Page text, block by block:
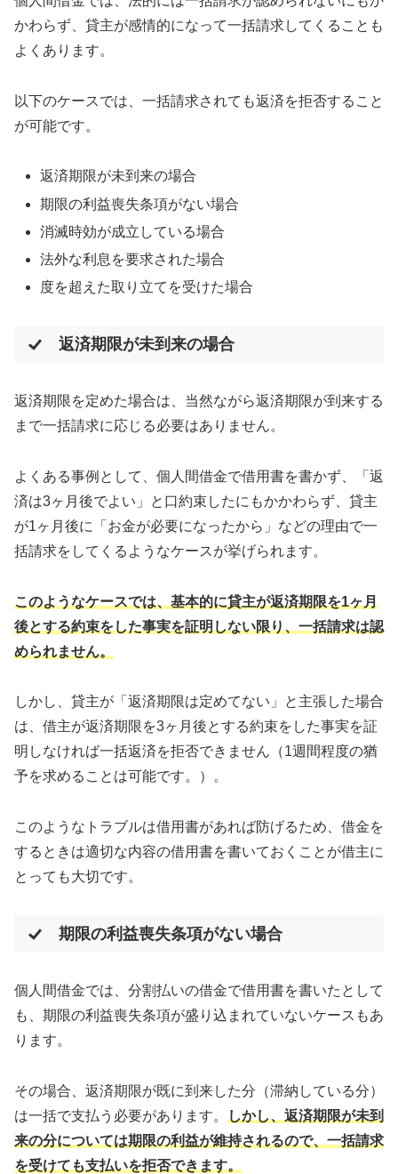
かわらず、貸主が感情的になって一括請求してくることも
よくあります。
以下のケースでは、一括請求されても返済を拒否すること
が可能です。
返済期限が未到来の場合
期限の利益喪失条項がない場合
消滅時効が成立している場合
法外な利息を要求された場合
度を超えた取り立てを受けた場合
返済期限が未到来の場合
返済期限を定めた場合は、当然ながら返済期限が到来する
まで一括請求に応じる必要はありません。
よくある事例として、個人間借金で借用書を書かず、「返
済は3ヶ月後でよい」と口約束したにもかかわらず、貸主
が1ヶ月後に「お金が必要になったから」などの理由で一
括請求をしてくるようなケースが挙げられます。
このようなケースでは、基本的に貸主が返済期限を1ヶ月
後とする約束をした事実を証明しない限り、一括請求は認
められません。
しかし、貸主が「返済期限は定めてない」と主張した場合
は、借主が返済期限を3ヶ月後とする約束をした事実を証
明しなければ一括返済を拒否できません（1週間程度の猶
予を求めることは可能です。）。
このようなトラブルは借用書があれば防げるため、借金を
するときは適切な内容の借用書を書いておくことが借主に
とっても大切です。
期限の利益喪失条項がない場合
個人間借金では、分割払いの借金で借用書を書いたとして
も、期限の利益喪失条項が盛り込まれていないケースもあ
ります。
その場合、返済期限が既に到来した分（滞納している分）
は一括で支払う必要があります。
しかし、返済期限が未到
来の分については期限の利益が維持されるので、一括請求
を受けても支払いを拒否できます。